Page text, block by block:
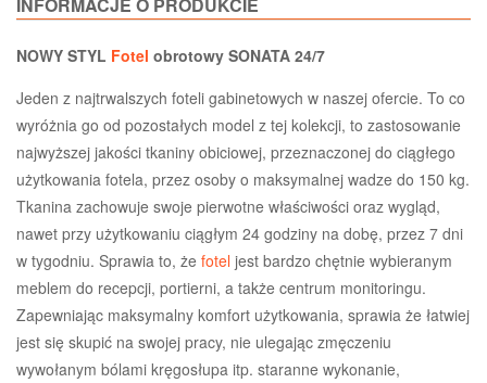
NOWY STYL Fotel obrotowy SONATA 24/7
Jeden z najtrwalszych foteli gabinetowych w naszej ofercie. To co
wyróżnia go od pozostałych model z tej kolekcji, to zastosowanie
najwyższej jakości tkaniny obiciowej, przeznaczonej do ciągłego
użytkowania fotela, przez osoby o maksymalnej wadze do 150 kg.
Tkanina zachowuje swoje pierwotne właściwości oraz wygląd,
nawet przy użytkowaniu ciągłym 24 godziny na dobę, przez 7 dni
w tygodniu. Sprawia to, że fotel jest bardzo chętnie wybieranym
meblem do recepcji, portierni, a także centrum monitoringu.
Zapewniając maksymalny komfort użytkowania, sprawia że łatwiej
jest się skupić na swojej pracy, nie ulegając zmęczeniu
wywołanym bólami kręgosłupa itp. staranne wykonanie,